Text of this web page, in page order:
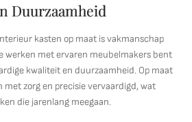
Duurzaamheid
kasten op maat is vakmanschap
werken met ervaren meubelmakers bent
kwaliteit en duurzaamheid. Op maat
met zorg en precisie vervaardigd, wat
die jarenlang meegaan.